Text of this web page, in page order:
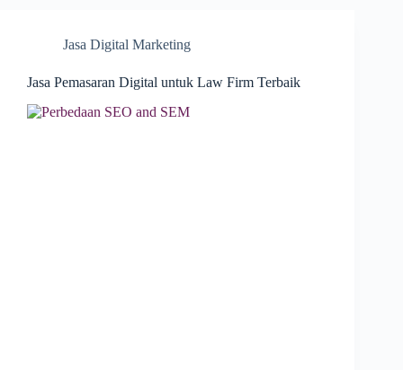
Jasa Digital Marketing
Jasa Pemasaran Digital untuk Law Firm Terbaik